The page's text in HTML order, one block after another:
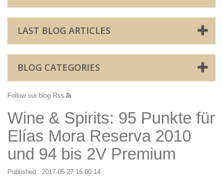
LAST BLOG ARTICLES
BLOG CATEGORIES
Follow our blog Rss
Wine & Spirits: 95 Punkte für
Elías Mora Reserva 2010
und 94 bis 2V Premium
Published : 2017-05-27 15:00:14